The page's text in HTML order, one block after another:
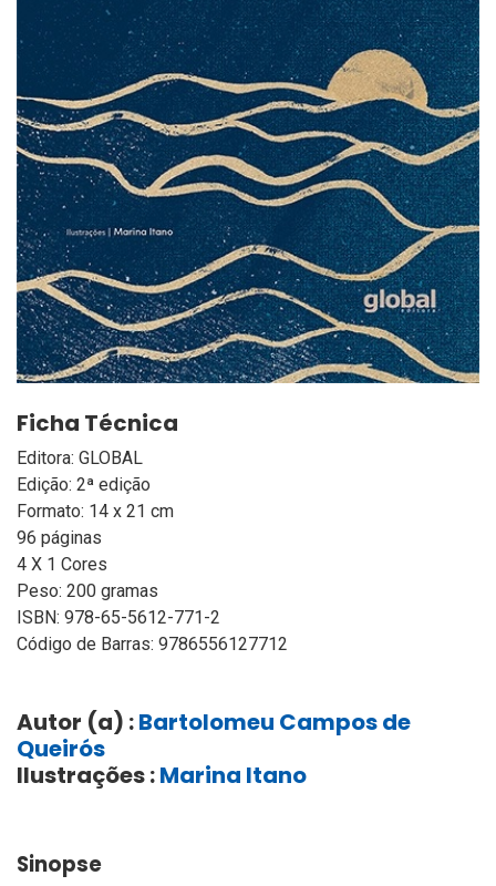
Ficha Técnica
Editora: GLOBAL
Edição: 2ª edição
Formato: 14 x 21 cm
96 páginas
4 X 1 Cores
Peso: 200 gramas
ISBN: 978-65-5612-771-2
Código de Barras: 9786556127712
Autor (a) :Bartolomeu Campos de
Queirós
Ilustrações :Marina Itano
Sinopse